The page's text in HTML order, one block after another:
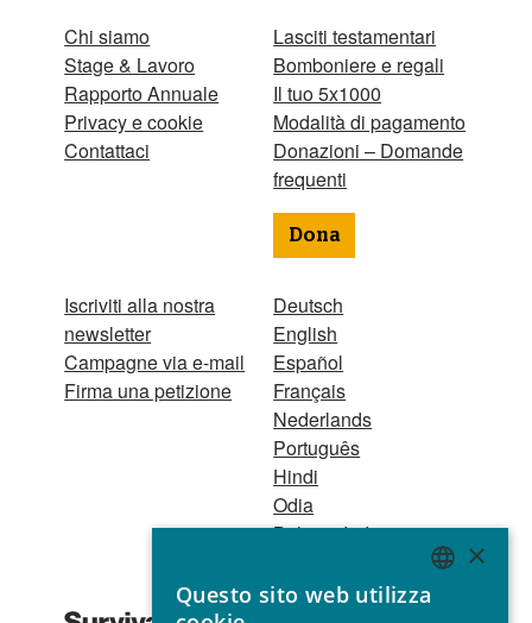
Chi siamo
Stage & Lavoro
Rapporto Annuale
Privacy e cookie
Contattaci
Iscriviti alla nostra
newsletter
Campagne via e-mail
Firma una petizione
Lasciti testamentari
Bomboniere e regali
Il tuo 5x1000
Modalità di pagamento
Donazioni – Domande
frequenti
Dona
Deutsch
English
Español
Français
Nederlands
Português
Hindi
Odia
Bahasa Indonesia
Registro PersoneENGLISH
×
Questo sito web utilizza